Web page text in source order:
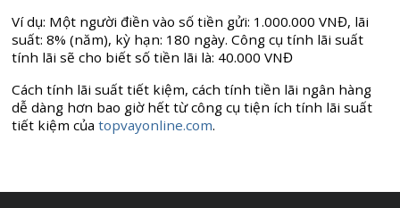
Ví dụ: Một người điền vào số tiền gửi: 1.000.000 VNĐ, lãi
suất: 8% (năm), kỳ hạn: 180 ngày. Công cụ tính lãi suất
tính lãi sẽ cho biết số tiền lãi là: 40.000 VNĐ
Cách tính lãi suất tiết kiệm, cách tính tiền lãi ngân hàng
dễ dàng hơn bao giờ hết từ công cụ tiện ích tính lãi suất
tiết kiệm củatopvayonline.com.